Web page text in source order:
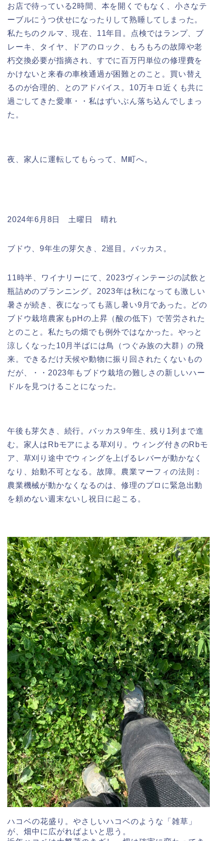
お店で待っている2時間、本を開くでもなく、小さなテ
ーブルにうつ伏せになったりして熟睡してしまった。
私たちのクルマ、現在、11年目。点検ではランプ、ブ
レーキ、タイヤ、ドアのロック、もろもろの故障や老
朽交換必要が指摘され、すでに百万円単位の修理費を
かけないと来春の車検通過が困難とのこと。買い替え
るのが合理的、とのアドバイス。10万キロ近くも共に
過ごしてきた愛車・・私はずいぶん落ち込んでしまっ
た。
夜、家人に運転してもらって、M町へ。
2024年6月8日 土曜日 晴れ
ブドウ、9年生の芽欠き、2巡目。バッカス。
11時半、ワイナリーにて、2023ヴィンテージの試飲と
瓶詰めのプランニング。2023年は秋になっても激しい
暑さが続き、夜になっても蒸し暑い9月であった。どの
ブドウ栽培農家もpHの上昇（酸の低下）で苦労された
とのこと。私たちの畑でも例外ではなかった。やっと
涼しくなった10月半ばには鳥（つぐみ族の大群）の飛
来。できるだけ天候や動物に振り回されたくないもの
だが、・・2023年もブドウ栽培の難しさの新しいハー
ドルを見つけることになった。
午後も芽欠き、続行。バッカス9年生、残り1列まで進
む。家人はRbモアによる草刈り。ウィング付きのRbモ
ア、草刈り途中でウィングを上げるレバーが動かなく
なり、始動不可となる。故障。農業マーフィの法則：
農業機械が動かなくなるのは、修理のプロに緊急出動
を頼めない週末ないし祝日に起こる。
ハコベの花盛り。やさしいハコベのような「雑草」
が、畑中に広がればよいと思う。